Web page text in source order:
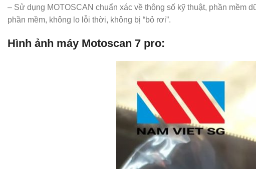
– Sử dụng MOTOSCAN chuẩn xác về thông số kỹ thuật, phần mềm
phần mềm, không lo lỗi thời, không bị “bỏ rơi”.
Hình ảnh máy Motoscan 7 pro: